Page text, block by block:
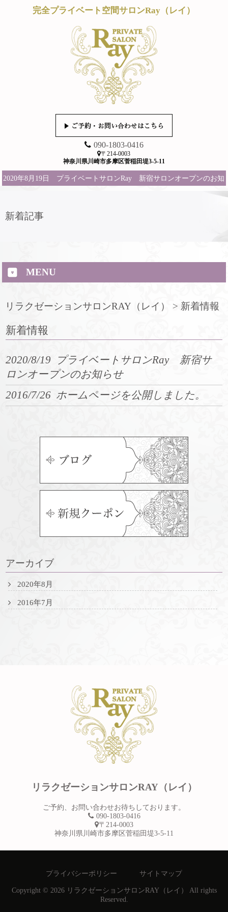
完全プライベート空間サロンRay（レイ）
090-1803-0416
〒214-0003
神奈川県川崎市多摩区菅稲田堤3-5-11
2020年8月19日 プライベートサロンRay 新宿サロンオープンのお知
新着記事
MENU
リラクゼーションサロンRAY（レイ） > 新着情報
新着情報
2020/8/19
プライベートサロンRay 新宿サ
ロンオープンのお知らせ
2016/7/26 ホームページを公開しました。
アーカイブ
2020年8月
2016年7月
リラクゼーションサロンRAY（レイ）
ご予約、お問い合わせお待ちしております。
090-1803-0416
〒214-0003
神奈川県川崎市多摩区菅稲田堤3-5-11
プライバシーポリシー サイトマップ
Copyright © 2026 リラクゼーションサロンRAY（レイ） All rights
Reserved.